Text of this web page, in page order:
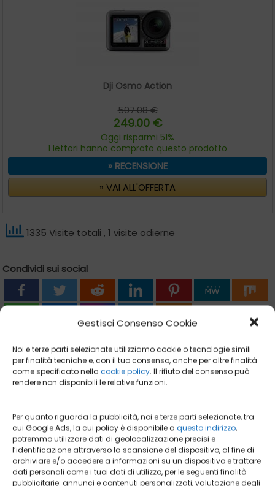
Gestisci Consenso Cookie
Noi e terze parti selezionate utilizziamo cookie o tecnologie simili
per finalità tecniche e, con il tuo consenso, anche per altre finalità
come specificato nella cookie policy. Il rifiuto del consenso può
rendere non disponibili le relative funzioni.
Per quanto riguarda la pubblicità, noi e terze parti selezionate, tra
cui Google Ads, la cui policy è disponibile a questo indirizzo,
potremmo utilizzare dati di geolocalizzazione precisi e
l’identificazione attraverso la scansione del dispositivo, al fine di
archiviare e/o accedere a informazioni su un dispositivo e trattare
dati personali come i tuoi dati di utilizzo, per le seguenti finalità
pubblicitarie: annunci e contenuti personalizzati, valutazione degli
Dji Osmo Action
507.08 €
249.00 €
Oggi risparmi 51%
1 lettori hanno comprato questo prodotto
» RECENSIONE
» VAI ALL'OFFERTA
1335 Visite totali , 1 visite odierne
Condividi sui social
Lascia un commento